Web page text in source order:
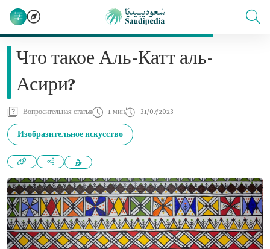
Что такое Аль-Катт аль-
Асири?
Вопросительная статья 1 мин 31/07/2023
Изобразительное искусство